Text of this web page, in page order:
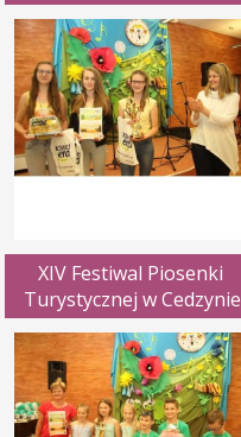
XIV Festiwal Piosenki
Turystycznej w Cedzynie